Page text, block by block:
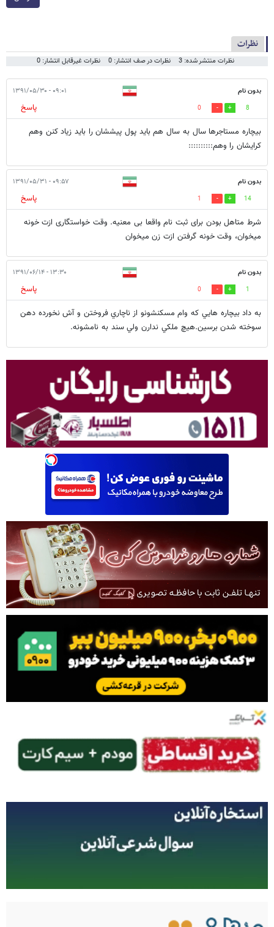
نظرات
نظرات منتشر شده: 3 نظرات در صف انتشار: 0 نظرات غیرقابل انتشار: 0
بدون نام ۰۹:۰۱ - ۱۳۹۱/۰۵/۳۰
8
0
پاسخ
بیچاره مستاجرها سال به سال هم باید پول پیششان را باید زیاد کنن وهم
کرایشان را وهم::::::::::
بدون نام ۰۹:۵۷ - ۱۳۹۱/۰۵/۳۱
14
1
پاسخ
شرط متاهل بودن برای ثبت نام واقعا بی معنیه. وقت خواستگاری ازت خونه
ميخوان، وقت خونه گرفتن ازت زن ميخوان
بدون نام ۱۳:۳۰ - ۱۳۹۱/۰۶/۱۴
1
0
پاسخ
به داد بيچاره هايي كه وام مسكنشونو از ناچاري فروختن و آش نخورده دهن
سوخته شدن برسين.هيچ ملكي ندارن ولي سند به نامشونه.